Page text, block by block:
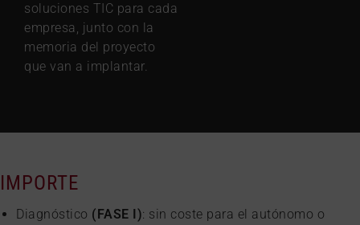
soluciones TIC para cada
empresa, junto con la
memoria del proyecto
que van a implantar.
IMPORTE
Diagnóstico (FASE I): sin coste para el autónomo o